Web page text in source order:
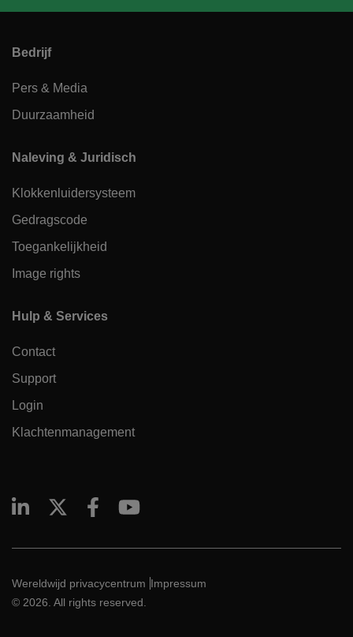
Bedrijf
Pers & Media
Duurzaamheid
Naleving & Juridisch
Klokkenluidersysteem
Gedragscode
Toegankelijkheid
Image rights
Hulp & Services
Contact
Support
Login
Klachtenmanagement
Wereldwijd privacycentrum Impressum
© 2026. All rights reserved.